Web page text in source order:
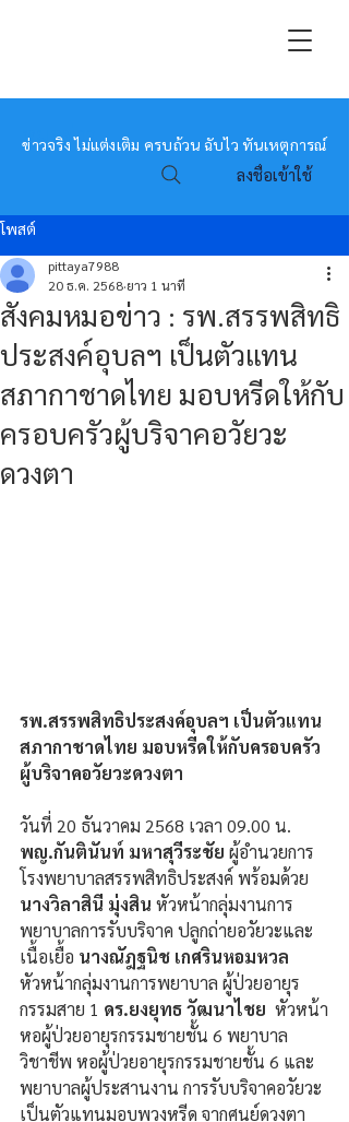
หมอข่าว
ข่าวจริง ไม่แต่งเติม ครบถ้วน ฉับไว ทันเหตุการณ์
ลงชื่อเข้าใช้
โพสต์
สังคมหมอข่าว : รพ.สรรพสิทธิ
ประสงค์อุบลฯ เป็นตัวแทน
สภากาชาดไทย มอบหรีดให้กับ
ครอบครัวผู้บริจาคอวัยวะ
ดวงตา
pittaya7988
20 ธ.ค. 2568 ยาว 1 นาที
รพ.สรรพสิทธิประสงค์อุบลฯ เป็นตัวแทน
สภากาชาดไทย มอบหรีดให้กับครอบครัว
ผู้บริจาคอวัยวะดวงตา
วันที่ 20 ธันวาคม 2568 เวลา 09.00 น.
พญ.กันตินันท์ มหาสุวีระชัย ผู้อำนวยการ
โรงพยาบาลสรรพสิทธิประสงค์ พร้อมด้วย
นางวิลาสินี มุ่งสิน หัวหน้ากลุ่มงานการ
พยาบาลการรับบริจาค ปลูกถ่ายอวัยวะและ
เนื้อเยื้อ นางณัฎฐนิช เกศรินหอมหวล
หัวหน้ากลุ่มงานการพยาบาล ผู้ป่วยอายุร
กรรมสาย 1 ดร.ยงยุทธ วัฒนาไชย
  หัวหน้า
หอผู้ป่วยอายุรกรรมชายชั้น 6 พยาบาล
วิชาชีพ หอผู้ป่วยอายุรกรรมชายชั้น 6 และ
พยาบาลผู้ประสานงาน การรับบริจาคอวัยวะ
เป็นตัวแทนมอบพวงหรีด จากศูนย์ดวงตา